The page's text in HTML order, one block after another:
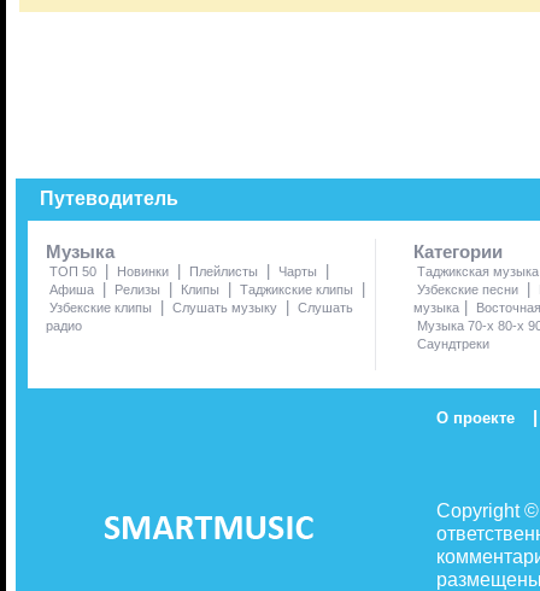
Путеводитель
Музыка
ТОП 50 | Новинки | Плейлисты | Чарты |
Афиша | Релизы | Клипы | Таджикские клипы |
Узбекские клипы | Слушать музыку | Слушать
радио
Категории
Таджикская музыка
Узбекские песни
|
музыка |
Музыка 70-х 80-х
Саундтреки
О проекте |
Copyright
размещены